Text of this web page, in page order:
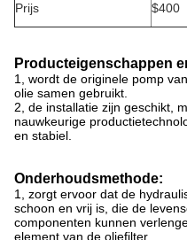
Prijs $400
Producteigenschappen
1, wordt de originele pomp
olie samen gebruikt.
2, de installatie zijn geschikt,
nauwkeurige
en stabiel.
Onderhoudsmethode:
1, zorgt ervoor dat de
schoon en vrij is, die de
componenten kunnen
element van de oliefilter